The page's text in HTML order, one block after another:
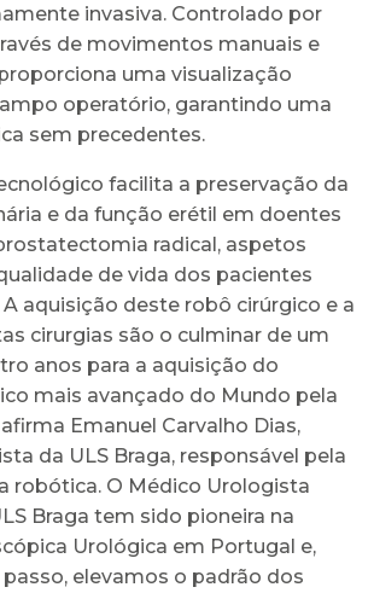
invasiva. Controlado por
de movimentos manuais e
uma visualização
operatório, garantindo uma
sem precedentes.
facilita a preservação da
e da função erétil em doentes
radical, aspetos
de vida dos pacientes
A aquisição deste robô cirúrgico e a
cirurgias são o culminar de um
anos para a aquisição do
mais avançado do Mundo pela
afirma Emanuel Carvalho Dias,
da ULS Braga, responsável pela
robótica. O Médico Urologista
Braga tem sido pioneira na
Urológica em Portugal e,
elevamos o padrão dos